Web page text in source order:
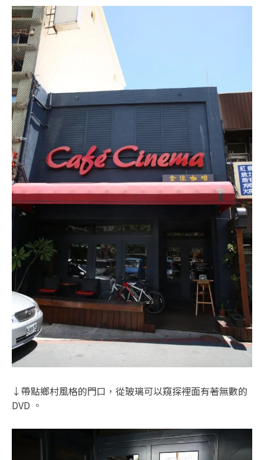
↓帶點鄉村風格的門口，從玻璃可以窺探裡面有著無數的
DVD 。